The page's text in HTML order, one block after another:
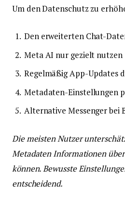
Um den Datenschutz zu
Den erweiterten Chat-
Meta AI nur gezielt nutzen
Regelmäßig App-Updates
Metadaten-Einstellungen
Alternative Messenger bei
Die meisten Nutzer
Metadaten Informationen
können. Bewusste
entscheidend.